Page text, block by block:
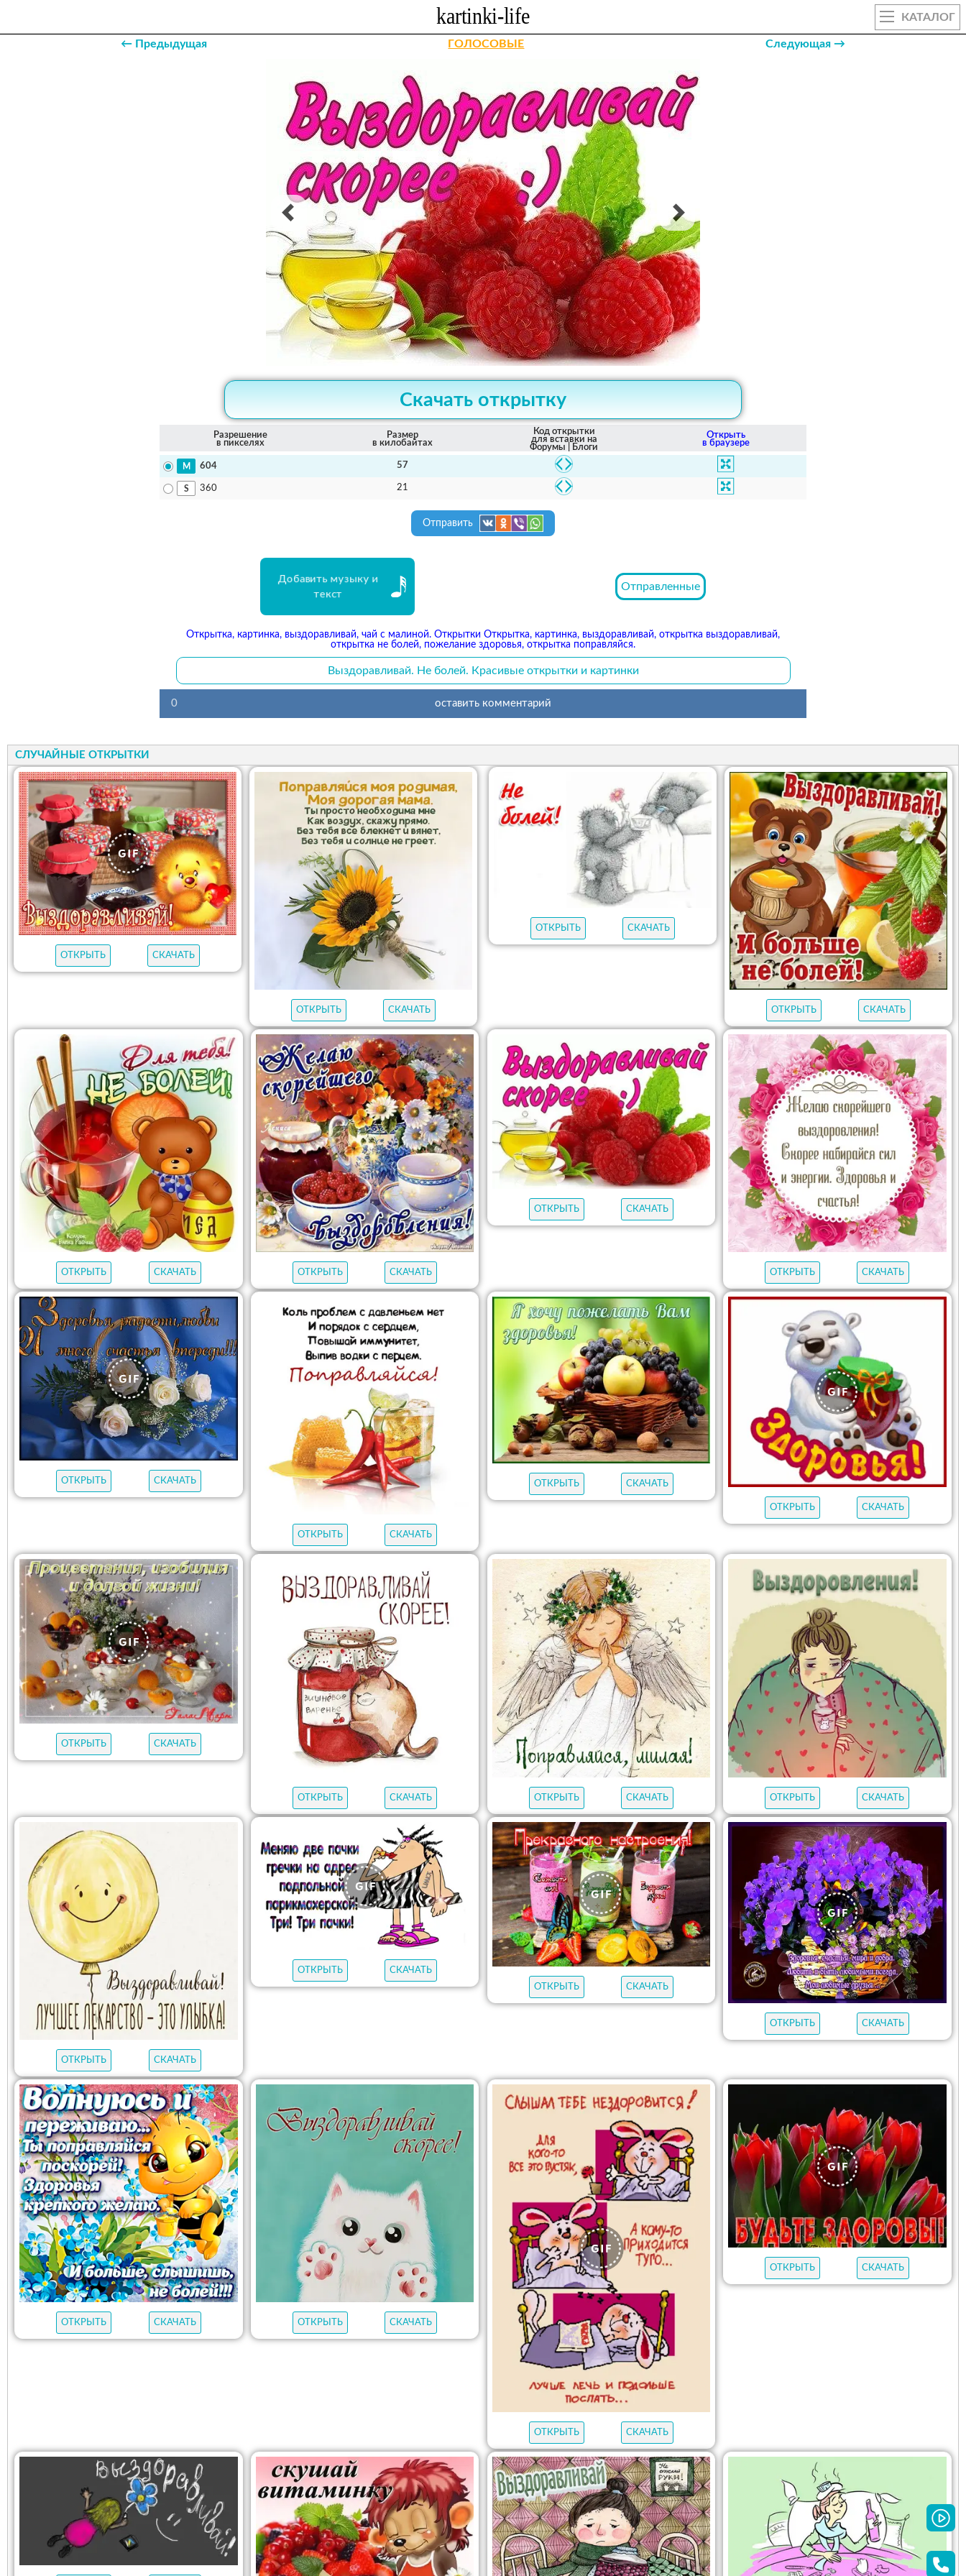
КАТАЛОГ
← Предыдущая ГОЛОСОВЫЕ Следующая →
Скачать открытку
Разрешение
в пикселях
Размер
в килобайтах
Код открытки
для вставки на
Форумы | Блоги
Открыть
в браузере
604 57
360 21
Отправить
Добавить музыку и
текст
Отправленные
Открытка, картинка, выздоравливай, чай с малиной. Открытки Открытка, картинка, выздоравливай, открытка выздоравливай,
открытка не болей, пожелание здоровья, открытка поправляйся.
Выздоравливай. Не болей. Красивые открытки и картинки
0 оставить комментарий
СЛУЧАЙНЫЕ ОТКРЫТКИ
ОТКРЫТЬ СКАЧАТЬ
ОТКРЫТЬ СКАЧАТЬ
ОТКРЫТЬ СКАЧАТЬ
ОТКРЫТЬ СКАЧАТЬ
ОТКРЫТЬ СКАЧАТЬ ОТКРЫТЬ СКАЧАТЬ
ОТКРЫТЬ СКАЧАТЬ
ОТКРЫТЬ СКАЧАТЬ
ОТКРЫТЬ СКАЧАТЬ
ОТКРЫТЬ СКАЧАТЬ
ОТКРЫТЬ СКАЧАТЬ
ОТКРЫТЬ СКАЧАТЬ
ОТКРЫТЬ СКАЧАТЬ
ОТКРЫТЬ СКАЧАТЬ ОТКРЫТЬ СКАЧАТЬ ОТКРЫТЬ СКАЧАТЬ
ОТКРЫТЬ СКАЧАТЬ
ОТКРЫТЬ
СКАЧАТЬ
ОТКРЫТЬ
СКАЧАТЬ
ОТКРЫТЬ СКАЧАТЬ
ОТКРЫТЬ СКАЧАТЬ ОТКРЫТЬ СКАЧАТЬ
ОТКРЫТЬ СКАЧАТЬ
ОТКРЫТЬ СКАЧАТЬ